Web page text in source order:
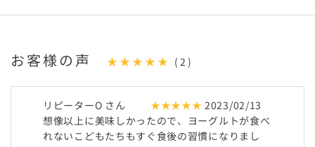
お客様の声 ★★★★★ (2)
リピーターO さん ★★★★★ 2023/02/13
想像以上に美味しかったので、ヨーグルトが食べ
れないこどもたちもすぐ食後の習慣になりまし